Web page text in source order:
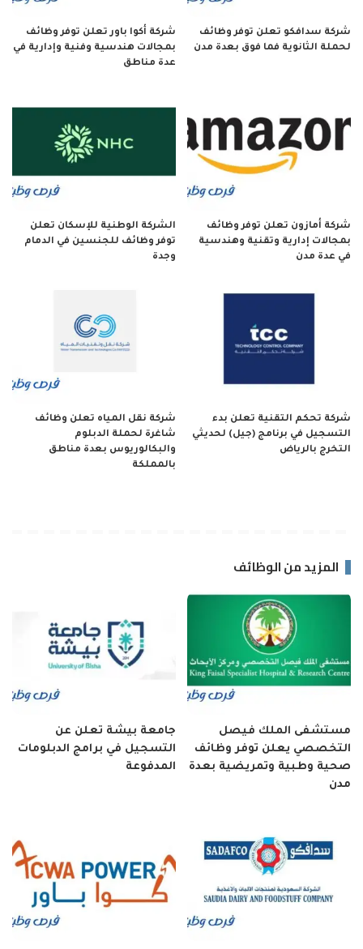
شركة سدافكو تعلن توفر وظائف
لحملة الثانوية فما فوق بعدة مدن
شركة أكوا باور تعلن توفر وظائف
بمجالات هندسية وفنية وإدارية في
عدة مناطق
شركة أمازون تعلن توفر وظائف
بمجالات إدارية وتقنية وهندسية
في عدة مدن
الشركة الوطنية للإسكان تعلن
توفر وظائف للجنسين في الدمام
وجدة
شركة تحكم التقنية تعلن بدء
التسجيل في برنامج (جيل) لحديثي
التخرج بالرياض
شركة نقل المياه تعلن وظائف
شاغرة لحملة الدبلوم
والبكالوريوس بعدة مناطق
بالمملكة
المزيد من الوظائف
مستشفى الملك فيصل
التخصصي يعلن توفر وظائف
صحية وطبية وتمريضية بعدة
مدن
جامعة بيشة تعلن عن
التسجيل في برامج الدبلومات
المدفوعة